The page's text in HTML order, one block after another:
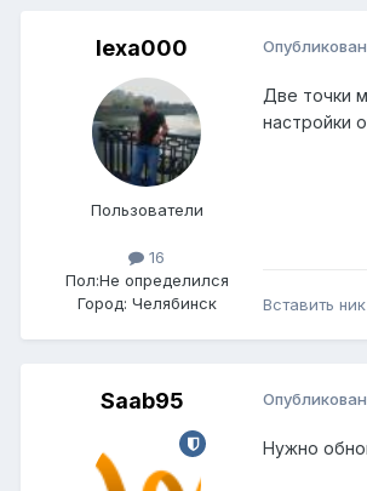
lexa000
Пользователи
16
Пол:Не определился
Город: Челябинск
Две точки
настройки
Вставить ник
Saab95
Нужно